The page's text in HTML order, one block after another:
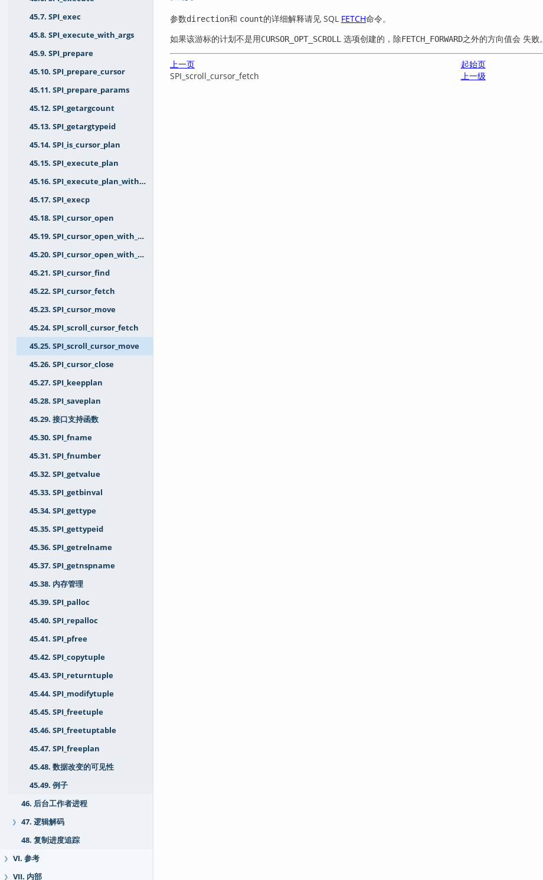
45.7. SPI_exec
45.8. SPI_execute_with_args
45.9. SPI_prepare
45.10. SPI_prepare_cursor
45.11. SPI_prepare_params
45.12. SPI_getargcount
45.13. SPI_getargtypeid
45.14. SPI_is_cursor_plan
45.15. SPI_execute_plan
45.16. SPI_execute_plan_with_paramlist
45.17. SPI_execp
45.18. SPI_cursor_open
45.19. SPI_cursor_open_with_args
45.20. SPI_cursor_open_with_paramlist
45.21. SPI_cursor_find
45.22. SPI_cursor_fetch
45.23. SPI_cursor_move
45.24. SPI_scroll_cursor_fetch
45.25. SPI_scroll_cursor_move
45.26. SPI_cursor_close
45.27. SPI_keepplan
45.28. SPI_saveplan
45.29. 接口支持函数
45.30. SPI_fname
45.31. SPI_fnumber
45.32. SPI_getvalue
45.33. SPI_getbinval
45.34. SPI_gettype
45.35. SPI_gettypeid
45.36. SPI_getrelname
45.37. SPI_getnspname
45.38. 内存管理
45.39. SPI_palloc
45.40. SPI_repalloc
45.41. SPI_pfree
45.42. SPI_copytuple
45.43. SPI_returntuple
45.44. SPI_modifytuple
45.45. SPI_freetuple
45.46. SPI_freetuptable
45.47. SPI_freeplan
45.48. 数据改变的可见性
45.49. 例子
46. 后台工作者进程
❯
47. 逻辑解码
48. 复制进度追踪
❯ VI. 参考
❯ VII. 内部
参数direction和 count的详细解释请见 SQL FETCH命令。
如果该游标的计划不是用CURSOR_OPT_SCROLL 选项创建的，除FETCH_FORWARD之外的方向值会 失败。
上一页 起始页
SPI_scroll_cursor_fetch
上一级